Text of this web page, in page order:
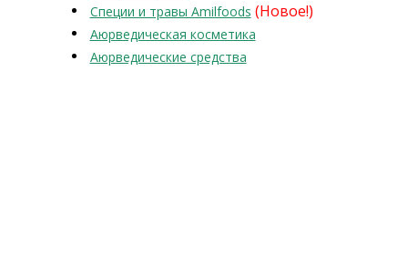
Специи и травы Amilfoods (Новое!)
Аюрведическая косметика
Аюрведические средства